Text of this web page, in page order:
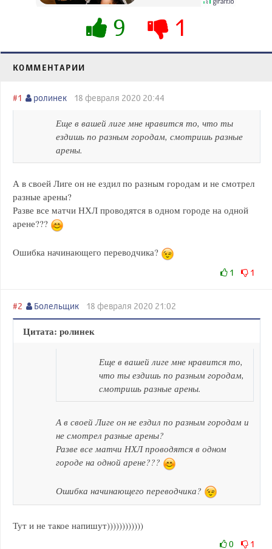
9 1
КОММЕНТАРИИ
#1 ролинек 18 февраля 2020 20:44
Еще в вашей лиге мне нравится то, что ты
ездишь по разным городам, смотришь разные
арены.
А в своей Лиге он не ездил по разным городам и не смотрел
разные арены?
Разве все матчи НХЛ проводятся в одном городе на одной
арене???
Ошибка начинающего переводчика?
1 1
#2 Болельщик 18 февраля 2020 21:02
Цитата: ролинек
Еще в вашей лиге мне нравится то,
что ты ездишь по разным городам,
смотришь разные арены.
А в своей Лиге он не ездил по разным городам и
не смотрел разные арены?
Разве все матчи НХЛ проводятся в одном
городе на одной арене???
Ошибка начинающего переводчика?
Тут и не такое напишут))))))))))))
0 1